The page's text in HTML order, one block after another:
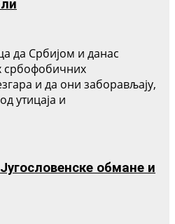
да Србијом и данас
србофобичних
и да они заборављају,
утицаја и
обмане и